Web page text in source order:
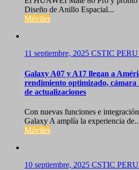
Diseño de Anillo Espacial...
Móviles
11 septiembre, 2025 CSTIC PERU
Galaxy A07 y A17 llegan a
rendimiento optimizado, cámara
de actualizaciones
Con nuevas funciones e
Galaxy A amplía la experiencia
Móviles
10 septiembre, 2025 CSTIC PERU